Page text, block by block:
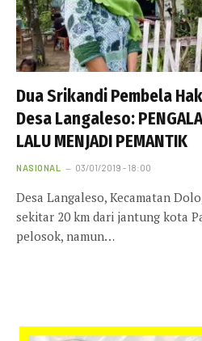
Dua Srikandi Pembela
Desa Langaleso:
LALU MENJADI PEMANTIK
NASIONAL 03/01/2019 - 18:00
Desa Langaleso, Kecamatan
sekitar 20 km dari jantung kota
pelosok, namun…